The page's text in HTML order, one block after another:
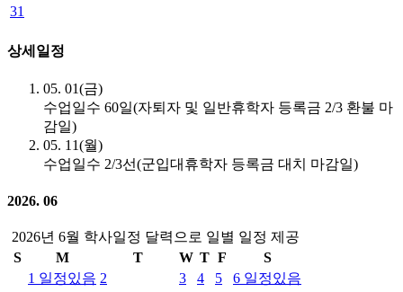
31
상세일정
05. 01(금)
수업일수 60일(자퇴자 및 일반휴학자 등록금 2/3 환불 마
감일)
05. 11(월)
수업일수 2/3선(군입대휴학자 등록금 대치 마감일)
2026. 06
2026년 6월 학사일정 달력으로 일별 일정 제공
S
M T W T F
S
1 일정있음 2 3 4 5 6 일정있음